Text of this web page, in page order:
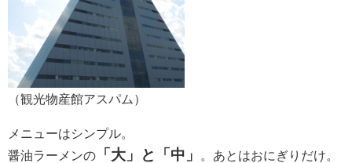
（観光物産館アスパム）
メニューはシンプル。
醤油ラーメンの 「大」と「中」 。あとはおにぎりだけ。